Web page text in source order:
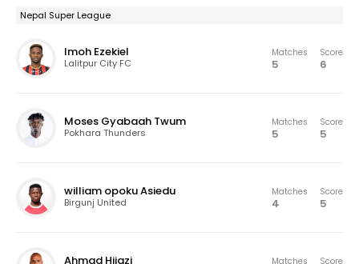
Nepal Super League
Imoh Ezekiel
Lalitpur City FC
Matches
5
Score
6
Moses Gyabaah Twum
Pokhara Thunders
Matches
5
Score
5
william opoku Asiedu
Birgunj United
Matches
4
Score
5
Ahmad Hijazi Matches Score